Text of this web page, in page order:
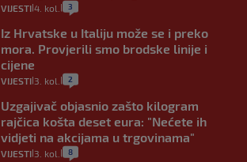
VIJESTI 4. kol. 3
Iz Hrvatske u Italiju može se i preko
mora. Provjerili smo brodske linije i
cijene
VIJESTI 3. kol. 2
Uzgajivač objasnio zašto kilogram
rajčica košta deset eura: "Nećete ih
vidjeti na akcijama u trgovinama"
VIJESTI 3. kol. 8